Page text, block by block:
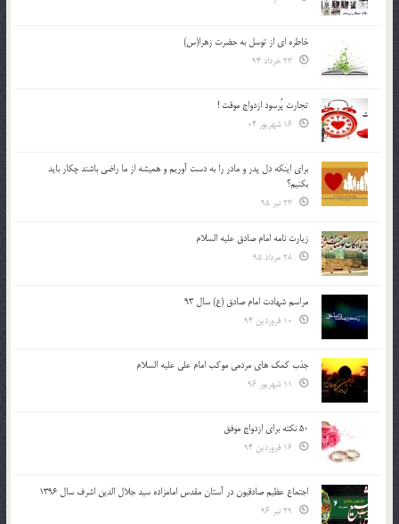
خاطره ای از توسل به حضرت زهرا(س)
تجارت پُرسود ازدواج موقت !
براي اينكه دل پدر و مادر را به دست آوريم و هميشه از ما راضي باشند چكار بايد
بكنيم؟
زیارت نامه امام صادق علیه السلام
مراسم شهادت امام صادق (ع) سال 93
جذب کمک های مردمی موکب امام علی علیه السلام
50 نکته برای ازدواج موفق
اجتماع عظیم صادقیون در آستان مقدس امامزاده سید جلال الدین اشرف سال 1396